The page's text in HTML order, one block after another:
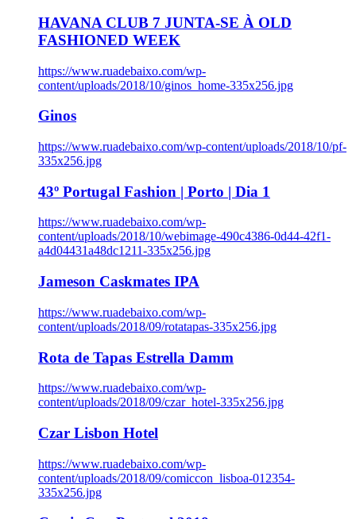
HAVANA CLUB 7 JUNTA-SE À OLD
FASHIONED WEEK
https://www.ruadebaixo.com/wp-
content/uploads/2018/10/ginos_home-335x256.jpg
Ginos
https://www.ruadebaixo.com/wp-content/uploads/2018/10/pf-
335x256.jpg
43º Portugal Fashion | Porto | Dia 1
https://www.ruadebaixo.com/wp-
content/uploads/2018/10/webimage-490c4386-0d44-42f1-
a4d04431a48dc1211-335x256.jpg
Jameson Caskmates IPA
https://www.ruadebaixo.com/wp-
content/uploads/2018/09/rotatapas-335x256.jpg
Rota de Tapas Estrella Damm
https://www.ruadebaixo.com/wp-
content/uploads/2018/09/czar_hotel-335x256.jpg
Czar Lisbon Hotel
https://www.ruadebaixo.com/wp-
content/uploads/2018/09/comiccon_lisboa-012354-
335x256.jpg